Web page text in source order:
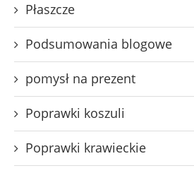
Płaszcze
Podsumowania blogowe
pomysł na prezent
Poprawki koszuli
Poprawki krawieckie